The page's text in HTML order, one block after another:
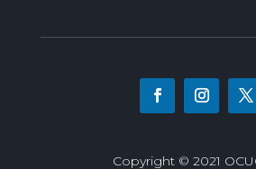
Copyright © 2021